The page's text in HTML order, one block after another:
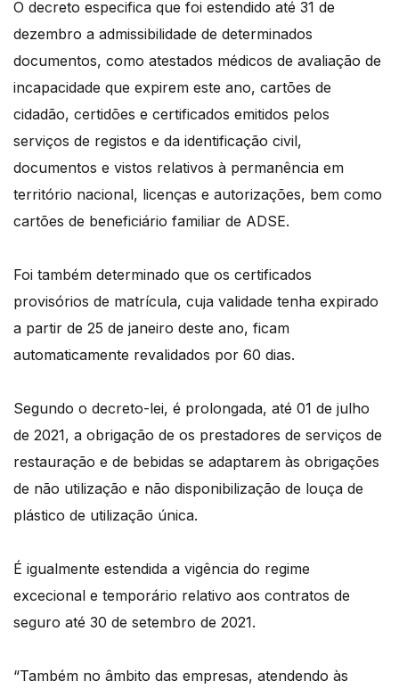
O decreto especifica que foi estendido até 31 de
dezembro a admissibilidade de determinados
documentos, como atestados médicos de avaliação de
incapacidade que expirem este ano, cartões de
cidadão, certidões e certificados emitidos pelos
serviços de registos e da identificação civil,
documentos e vistos relativos à permanência em
território nacional, licenças e autorizações, bem como
cartões de beneficiário familiar de ADSE.
Foi também determinado que os certificados
provisórios de matrícula, cuja validade tenha expirado
a partir de 25 de janeiro deste ano, ficam
automaticamente revalidados por 60 dias.
Segundo o decreto-lei, é prolongada, até 01 de julho
de 2021, a obrigação de os prestadores de serviços de
restauração e de bebidas se adaptarem às obrigações
de não utilização e não disponibilização de louça de
plástico de utilização única.
É igualmente estendida a vigência do regime
excecional e temporário relativo aos contratos de
seguro até 30 de setembro de 2021.
“Também no âmbito das empresas, atendendo às